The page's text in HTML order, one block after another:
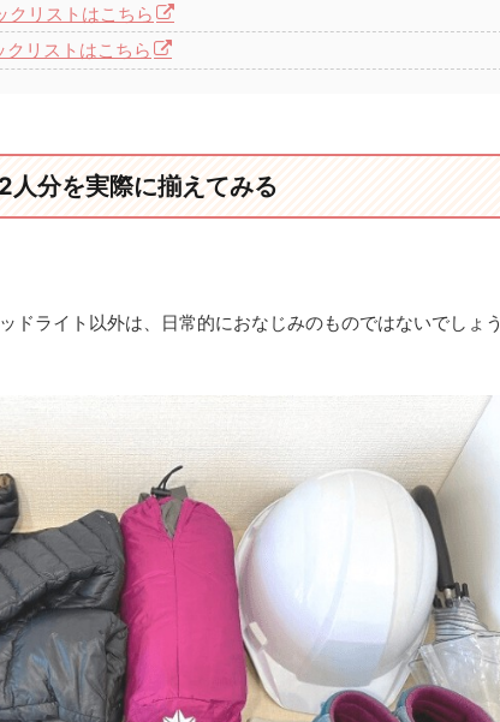
クリストはこちら
クリストはこちら
分を実際に揃えてみる
ドライト以外は、日常的におなじみのものではないでしょう